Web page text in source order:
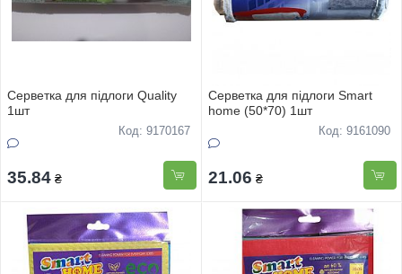
Серветка для підлоги Quality
1шт
Код: 9170167
35.84 ₴
Серветка для підлоги Smart
home (50*70) 1шт
Код: 9161090
21.06 ₴